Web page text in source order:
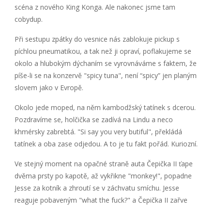
scéna z nového King Konga. Ale nakonec jsme tam
cobydup.
Při sestupu zpátky do vesnice nás zablokuje pickup s
píchlou pneumatikou, a tak než ji opraví, poflakujeme se
okolo a hlubokým dýchaním se vyrovnáváme s faktem, že
píše-li se na konzervě "spicy tuna", není “spicy” jen planým
slovem jako v Evropě.
Okolo jede moped, na něm kambodžský tatínek s dcerou.
Pozdravíme se, holčička se zadívá na Lindu a neco
khmérsky zabrebtá. "Si say you very butiful", překládá
tatínek a oba zase odjedou. A to je tu fakt pořád. Kuriozní.
Ve stejný moment na opačné straně auta Čepička II ťape
dvěma prsty po kapotě, až vykřikne "monkey!", popadne
Jesse za kotník a zhroutí se v záchvatu smíchu. Jesse
reaguje pobaveným "what the fuck?" a Čepička II zařve